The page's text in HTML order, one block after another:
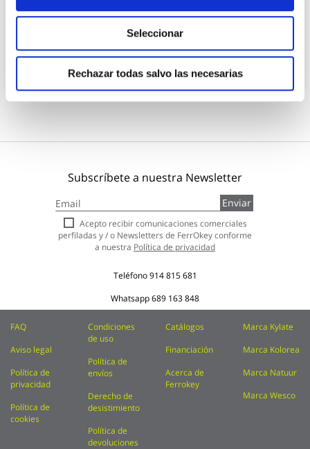
Seleccionar
Rechazar todas salvo las necesarias
42,25 €
Añadir al carrito
Subscríbete a nuestra Newsletter
a
nuestro
boletín
de
Enviar
Acepto recibir comunicaciones comerciales
perfiladas y / o Newsletters de FerrOkey conforme
a nuestra Política de privacidad
Teléfono914 815 681
Whatsapp689 163 848
FAQ
Aviso legal
Política de
privacidad
Política de
cookies
Condiciones
de uso
Política de
envíos
Derecho de
desistimiento
Política de
devoluciones
Catálogos
Financiación
Acerca de
Ferrokey
Marca Kylate
Marca Kolorea
Marca Natuur
Marca Wesco